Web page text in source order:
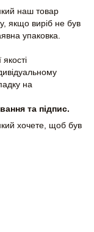
наш товар
якщо виріб не був
упаковка.
на
та підпис.
хочете, щоб був